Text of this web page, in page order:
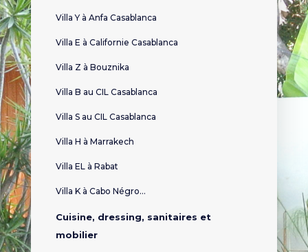
Villa Y à Anfa Casablanca
Villa E à Californie Casablanca
Villa Z à Bouznika
Villa B au CIL Casablanca
Villa S au CIL Casablanca
Villa H à Marrakech
Villa EL à Rabat
Villa K à Cabo Négro…
Cuisine, dressing, sanitaires et
mobilier